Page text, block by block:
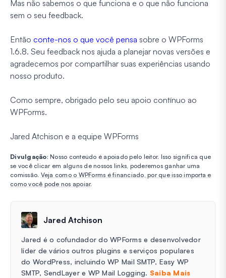
Mas não sabemos o que funciona e o que não funciona
sem o seu feedback.
Então conte-nos o que você pensa sobre o WPForms
1.6.8. Seu feedback nos ajuda a planejar novas versões e
agradecemos por compartilhar suas experiências usando
nosso produto.
Como sempre, obrigado pelo seu apoio contínuo ao
WPForms.
Jared Atchison e a equipe WPForms
Divulgação: Nosso conteúdo é apoiado pelo leitor. Isso significa que
se você clicar em alguns de nossos links, poderemos ganhar uma
comissão. Veja como o WPForms é financiado, por que isso importa e
como você pode nos apoiar.
Jared Atchison
Jared é o cofundador do WPForms e desenvolvedor
líder de vários outros plugins e serviços populares
do WordPress, incluindo WP Mail SMTP, Easy WP
SMTP, SendLayer e WP Mail Logging. Saiba Mais